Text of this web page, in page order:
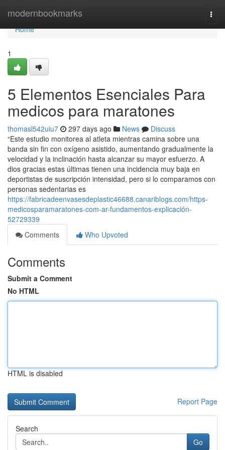
modernbookmarks
Home
Home
1
5 Elementos Esenciales Para
medicos para maratones
thomasl542uiu7 297 days ago News
Discuss
“Este estudio monitorea al atleta mientras camina sobre una
banda sin fin con oxígeno asistido, aumentando gradualmente la
velocidad y la inclinación hasta alcanzar su mayor esfuerzo. A
dios gracias estas últimas tienen una incidencia muy baja en
deportistas de suscripción intensidad, pero si lo comparamos con
personas sedentarias es
https://fabricadeenvasesdeplastic46688.canariblogs.com/https-
medicosparamaratones-com-ar-fundamentos-explicación-
52729339
Comments
Who Upvoted
Comments
Submit a Comment
No HTML
HTML is disabled
Report Page
Search
Go